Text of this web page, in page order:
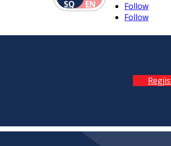
SQ
EN
Follow
Follow